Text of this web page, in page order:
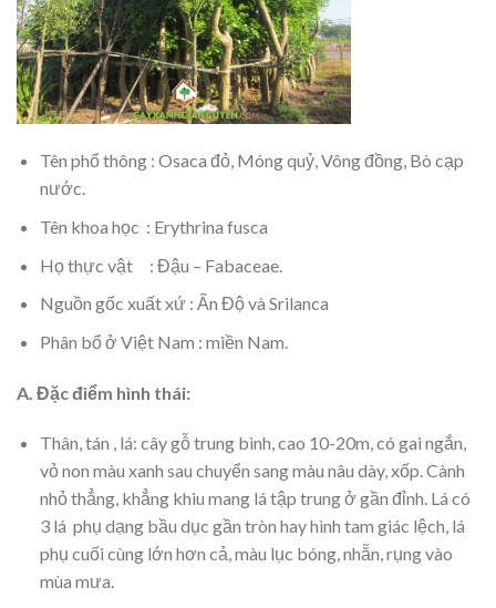
Tên phổ thông : Osaca đỏ, Móng quỷ, Vông đồng, Bò cạp
nước.
Tên khoa học : Erythrina fusca
Họ thực vật : Đậu – Fabaceae.
Nguồn gốc xuất xứ : Ấn Độ và Srilanca
Phân bổ ở Việt Nam : miền Nam.
A. Đặc điểm hình thái:
Thân, tán , lá: cây gỗ trung bình, cao 10-20m, có gai ngắn,
vỏ non màu xanh sau chuyển sang màu nâu dày, xốp. Cành
nhỏ thẳng, khẳng khiu mang lá tập trung ở gần đỉnh. Lá có
3 lá phụ dạng bầu dục gần tròn hay hình tam giác lệch, lá
phụ cuối cùng lớn hơn cả, màu lục bóng, nhẵn, rụng vào
mùa mưa.